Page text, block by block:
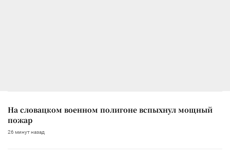
На словацком военном полигоне вспыхнул мощный
пожар
26 минут назад